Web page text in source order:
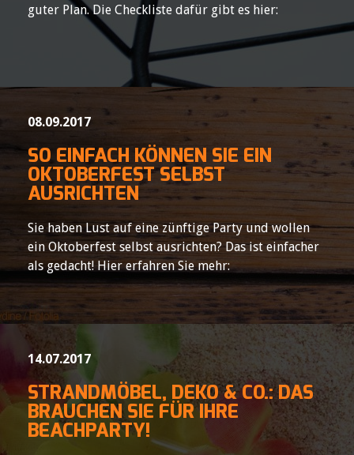
guter Plan. Die Checkliste dafür gibt es hier:
08.09.2017
SO EINFACH KÖNNEN SIE EIN
OKTOBERFEST SELBST
AUSRICHTEN
Sie haben Lust auf eine zünftige Party und wollen
ein Oktoberfest selbst ausrichten? Das ist einfacher
als gedacht! Hier erfahren Sie mehr:
14.07.2017
STRANDMÖBEL, DEKO & CO.: DAS
BRAUCHEN SIE FÜR IHRE
BEACHPARTY!